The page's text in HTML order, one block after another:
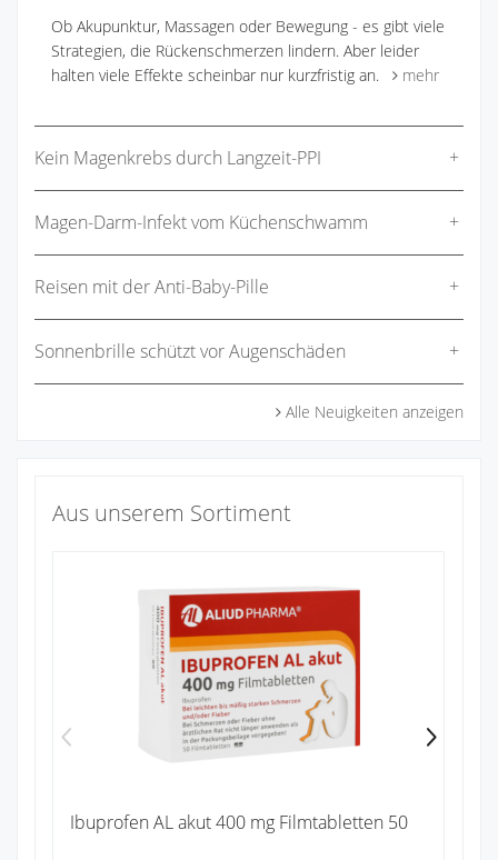
Ob Akupunktur, Massagen oder Bewegung - es gibt viele
Strategien, die Rückenschmerzen lindern. Aber leider
halten viele Effekte scheinbar nur kurzfristig an.
mehr
Kein Magenkrebs durch Langzeit-PPI
Magen-Darm-Infekt vom Küchenschwamm
Reisen mit der Anti-Baby-Pille
Sonnenbrille schützt vor Augenschäden
Alle Neuigkeiten anzeigen
Aus unserem Sortiment
Ibuprofen AL akut 400 mg Filmtabletten 50